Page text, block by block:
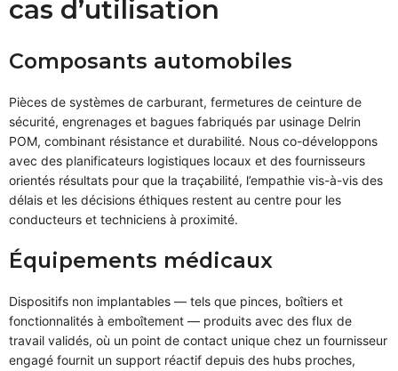
cas d’utilisation
Composants automobiles
Pièces de systèmes de carburant, fermetures de ceinture de
sécurité, engrenages et bagues fabriqués par usinage Delrin
POM, combinant résistance et durabilité. Nous co-développons
avec des planificateurs logistiques locaux et des fournisseurs
orientés résultats pour que la traçabilité, l’empathie vis-à-vis des
délais et les décisions éthiques restent au centre pour les
conducteurs et techniciens à proximité.
Équipements médicaux
Dispositifs non implantables — tels que pinces, boîtiers et
fonctionnalités à emboîtement — produits avec des flux de
travail validés, où un point de contact unique chez un fournisseur
engagé fournit un support réactif depuis des hubs proches,